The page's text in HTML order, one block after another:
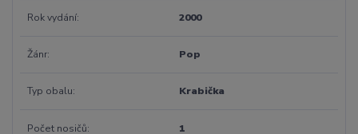
Rok vydání 2000
Žánr Pop
Typ obalu Krabička
Počet nosičů 1